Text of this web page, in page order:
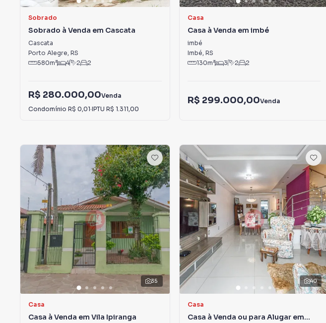
Sobrado
Sobrado à Venda em Cascata
Cascata
Porto Alegre, RS
580m² 4 2 2
R$ 280.000,00Venda
Condomínio R$ 0,01·IPTU R$ 1.311,00
Casa
Casa à Venda em imbé
imbé
Imbé, RS
130m² 3 2 2
R$ 299.000,00Venda
35
Casa
Casa à Venda em Vila Ipiranga
40
Casa
Casa à Venda ou para Alugar em